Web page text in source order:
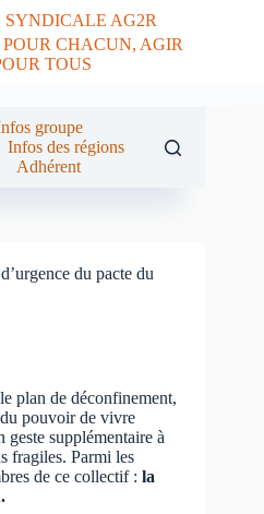
SYNDICALE AG2R
CHACUN, AGIR
TOUS
groupe
Infos des régions
Adhérent
du pacte du
plan de déconfinement,
pouvoir de vivre
geste supplémentaire à
fragiles. Parmi les
de ce collectif : la